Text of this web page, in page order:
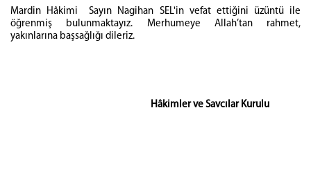
Mardin Hâkimi Sayın Nagihan SEL'in vefat ettiğini üzüntü ile
öğrenmiş bulunmaktayız. Merhumeye Allah’tan rahmet,
yakınlarına başsağlığı dileriz.
Hâkimler ve Savcılar Kurulu